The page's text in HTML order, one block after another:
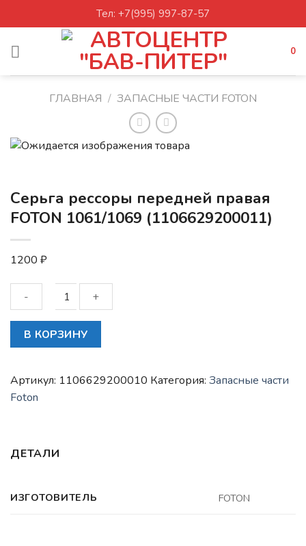
to
Тел: +7(995) 997-87-57
0
ГЛАВНАЯ / ЗАПАСНЫЕ ЧАСТИ FOTON
Серьга рессоры передней правая
FOTON 1061/1069 (1106629200011)
1200 ₽
Количество
рессоры
передней
(1106629200011)
В КОРЗИНУ
Артикул: 1106629200010 Категория: Запасные части
Foton
ДЕТАЛИ
ИЗГОТОВИТЕЛЬ FOTON